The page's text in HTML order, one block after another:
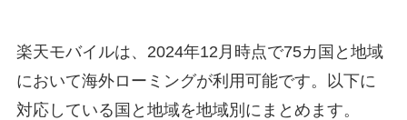
楽天モバイルは、2024年12月時点で75カ国と地域
において海外ローミングが利用可能です。以下に
対応している国と地域を地域別にまとめます。